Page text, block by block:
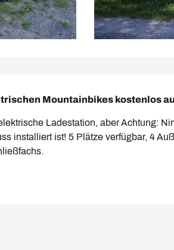
Mountainbikes kostenlos
Ladestation, aber Achtung:
installiert ist! 5 Plätze verfügbar, 4